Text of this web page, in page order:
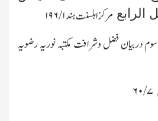
الرابع مرکز اہلسنت ہند ۱/ ۱۹۶
دربیان فضل وشرافت مکتبہ نوریہ رضویہ
۷ /۶۰